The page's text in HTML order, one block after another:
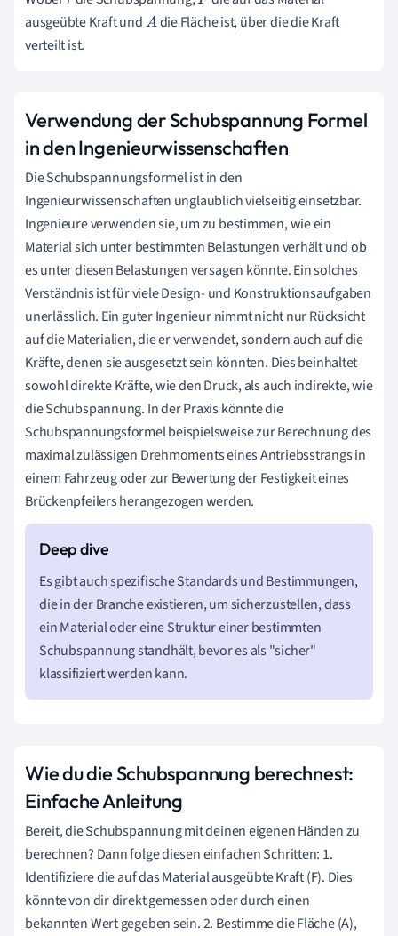
ausgeübte Kraft undA die Fläche ist, über die die Kraft
verteilt ist.
Verwendung der Schubspannung Formel
in den Ingenieurwissenschaften
Die Schubspannungsformel ist in den
Ingenieurwissenschaften unglaublich vielseitig einsetzbar.
Ingenieure verwenden sie, um zu bestimmen, wie ein
Material sich unter bestimmten Belastungen verhält und ob
es unter diesen Belastungen versagen könnte. Ein solches
Verständnis ist für viele Design- und Konstruktionsaufgaben
unerlässlich. Ein guter Ingenieur nimmt nicht nur Rücksicht
auf die Materialien, die er verwendet, sondern auch auf die
Kräfte, denen sie ausgesetzt sein könnten. Dies beinhaltet
sowohl direkte Kräfte, wie den Druck, als auch indirekte, wie
die Schubspannung. In der Praxis könnte die
Schubspannungsformel beispielsweise zur Berechnung des
maximal zulässigen Drehmoments eines Antriebsstrangs in
einem Fahrzeug oder zur Bewertung der Festigkeit eines
Brückenpfeilers herangezogen werden.
Es gibt auch spezifische Standards und Bestimmungen,
die in der Branche existieren, um sicherzustellen, dass
ein Material oder eine Struktur einer bestimmten
Schubspannung standhält, bevor es als "sicher"
klassifiziert werden kann.
Wie du die Schubspannung berechnest:
Einfache Anleitung
Bereit, die Schubspannung mit deinen eigenen Händen zu
berechnen? Dann folge diesen einfachen Schritten: 1.
Identifiziere die auf das Material ausgeübte Kraft (F). Dies
könnte von dir direkt gemessen oder durch einen
bekannten Wert gegeben sein. 2. Bestimme die Fläche (A),